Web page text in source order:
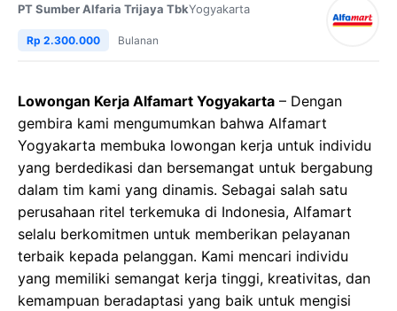
PT Sumber Alfaria Trijaya TbkYogyakarta
Rp 2.300.000 Bulanan
Lowongan Kerja Alfamart Yogyakarta – Dengan
gembira kami mengumumkan bahwa Alfamart
Yogyakarta membuka lowongan kerja untuk individu
yang berdedikasi dan bersemangat untuk bergabung
dalam tim kami yang dinamis. Sebagai salah satu
perusahaan ritel terkemuka di Indonesia, Alfamart
selalu berkomitmen untuk memberikan pelayanan
terbaik kepada pelanggan. Kami mencari individu
yang memiliki semangat kerja tinggi, kreativitas, dan
kemampuan beradaptasi yang baik untuk mengisi